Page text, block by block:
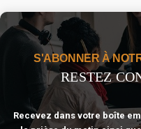
Recevoir Notre
The real voyage of
seeing with new eyes. All
which the traveler is unaware.
S'ABONNER À
RESTEZ
Recevez dans votre boîte